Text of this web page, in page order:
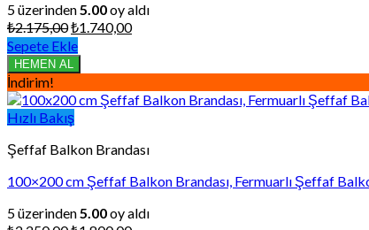
5 üzerinden5.00oy aldı
₺2.175,00Orijinal
fiyat:
₺2.175,00.
₺1.740,00Şu
₺1.740,00.
Sepete Ekle
HEMEN AL
İndirim!
Hızlı Bakış
Şeffaf Balkon Brandası
100×200 cm Şeffaf Balkon Brandası, Fermuarlı Şeffaf
5 üzerinden5.00oy aldı